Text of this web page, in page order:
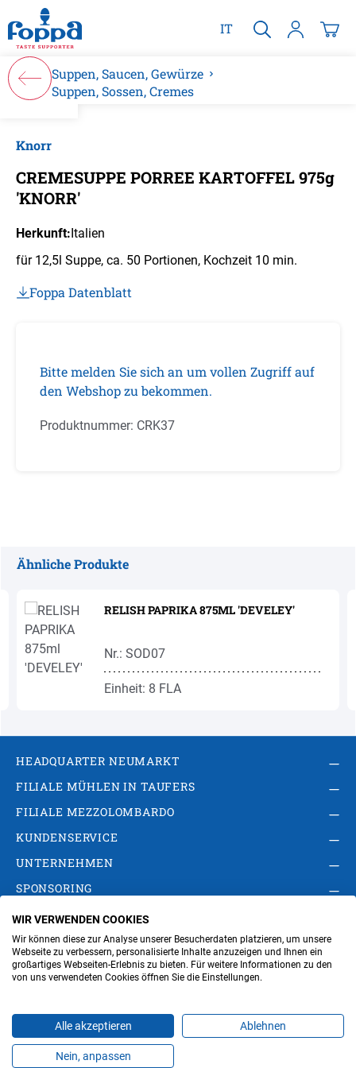
springen
IT
Suppen, Saucen, Gewürze
Suppen, Sossen, Cremes
Knorr
CREMESUPPE PORREE KARTOFFEL 975g
'KNORR'
Herkunft:Italien
für 12,5l Suppe, ca. 50 Portionen, Kochzeit 10 min.
Foppa Datenblatt
Bitte melden Sie sich an um vollen Zugriff auf
den Webshop zu bekommen.
Produktnummer: CRK37
Ähnliche Produkte
RELISH PAPRIKA 875ML 'DEVELEY'
Nr.: SOD07
Einheit: 8 FLA
HEADQUARTER NEUMARKT
FILIALE MÜHLEN IN TAUFERS
FILIALE MEZZOLOMBARDO
KUNDENSERVICE
UNTERNEHMEN
SPONSORING
AGB Privacy Policy
Impressum
Cookie-Einstellungen ändern
Verwaltung
WIR VERWENDEN COOKIES
Wir können diese zur Analyse unserer Besucherdaten platzieren, um unsere
Webseite zu verbessern, personalisierte Inhalte anzuzeigen und Ihnen ein
großartiges Webseiten-Erlebnis zu bieten. Für weitere Informationen zu den
von uns verwendeten Cookies öffnen Sie die Einstellungen.
Alle akzeptieren Ablehnen
Nein, anpassen